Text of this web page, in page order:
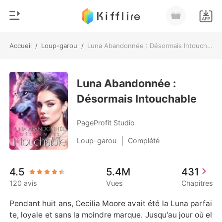
Accueil / Loup-garou / Luna Abandonnée : Désormais Intouchable
0
Recharger
Historique
Déconnexion
Télécharger l'appli
Genre
Moderne
Loup-garou
Nouvelle
Milliardaire
Luna Abandonnée :
Désormais Intouchable
PageProfit Studio
Loup-garou Complété
4.5
120 avis
5.4M
Vues
431
Chapitres
Pendant huit ans, Cecilia Moore avait été la Luna parfai
te, loyale et sans la moindre marque. Jusqu'au jour où el